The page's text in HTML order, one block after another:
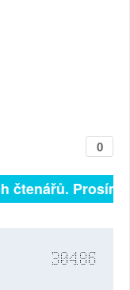
0
Prosíme,
30486